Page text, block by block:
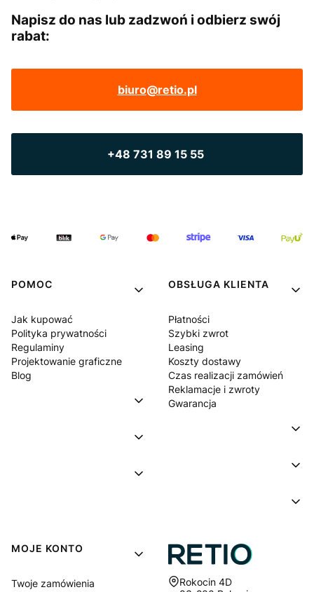
Napisz do nas lub zadzwoń i odbierz swój
rabat:
biuro@retio.pl
+48 731 89 15 55
POMOC
Jak kupować
Polityka prywatności
Regulaminy
Projektowanie graficzne
Blog
OBSŁUGA KLIENTA
Płatności
Szybki zwrot
Leasing
Koszty dostawy
Czas realizacji zamówień
Reklamacje i zwroty
Gwarancja
MOJE KONTO
Twoje zamówienia
Adres:
Rokocin 4D